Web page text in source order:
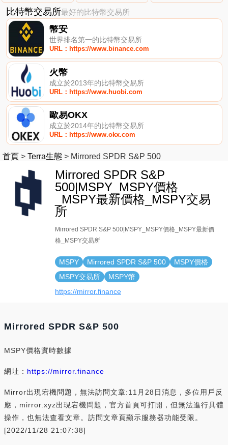
比特幣交易所最好的比特幣交易所
幣安
世界排名第一的比特幣交易所
URL：https://www.binance.com
火幣
成立於2013年的比特幣交易所
URL：https://www.huobi.com
歐易OKX
成立於2014年的比特幣交易所
URL：https://www.okx.com
首頁 > Terra生態 > Mirrored SPDR S&P 500
Mirrored SPDR S&P
500|MSPY_MSPY價格
_MSPY最新價格_MSPY交易
所
Mirrored SPDR S&P 500|MSPY_MSPY價格_MSPY最新價
格_MSPY交易所
MSPY Mirrored SPDR S&P 500
MSPY價格
MSPY交易所
MSPY幣
https://mirror.finance
Mirrored SPDR S&P 500
MSPY價格實時數據
網址： https://mirror.finance
Mirror出現宕機問題，無法訪問文章:11月28日消息，多位用戶反
應，mirror.xyz出現宕機問題，官方首頁可打開，但無法進行具體
操作，也無法查看文章。訪問文章頁顯示服務器功能受限。
[2022/11/28 21:07:38]